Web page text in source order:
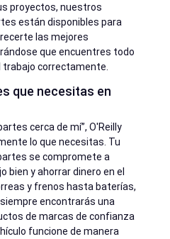
proyectos, nuestros
están disponibles para
las mejores
que encuentres todo
trabajo correctamente.
que necesitas en
cerca de mí”, O'Reilly
lo que necesitas. Tu
se compromete a
bien y ahorrar dinero en el
y frenos hasta baterías,
encontrarás una
de marcas de confianza
funcione de manera